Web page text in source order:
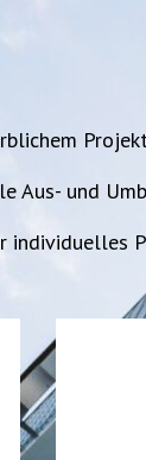
Aus- und
individuelles